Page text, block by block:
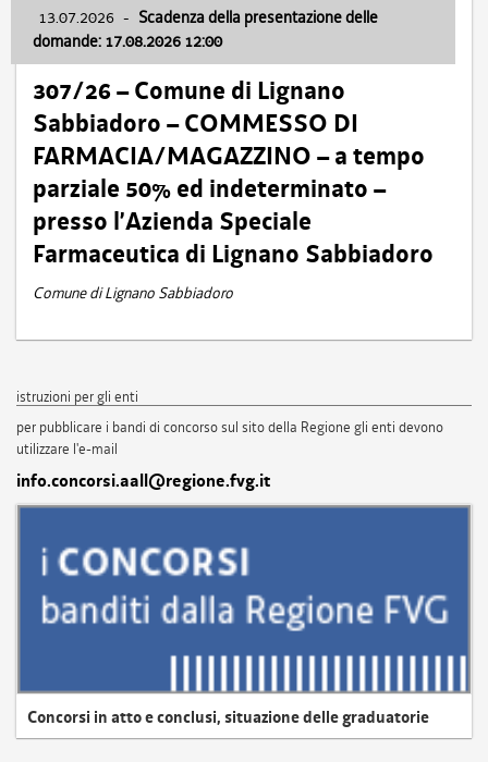
13.07.2026 - Scadenza della presentazione delle
domande: 17.08.2026 12:00
307/26 – Comune di Lignano
Sabbiadoro – COMMESSO DI
FARMACIA/MAGAZZINO – a tempo
parziale 50% ed indeterminato –
presso l’Azienda Speciale
Farmaceutica di Lignano Sabbiadoro
Comune di Lignano Sabbiadoro
istruzioni per gli enti
per pubblicare i bandi di concorso sul sito della Regione gli enti devono
utilizzare l'e-mail
info.concorsi.aall@regione.fvg.it
Concorsi in atto e conclusi, situazione delle graduatorie